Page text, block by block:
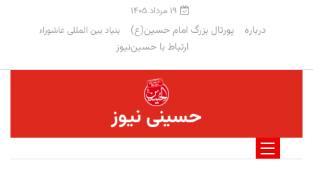
۱۹ مرداد ۱۴۰۵
درباره پورتال بزرگ امام حسین(ع) بنیاد بین المللی عاشوراء
ارتباط با حسین‌نیوز
حسینی نیوز